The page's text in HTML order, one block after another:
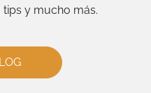
y mucho más.